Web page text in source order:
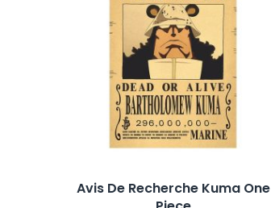
Avis De Recherche Kuma One